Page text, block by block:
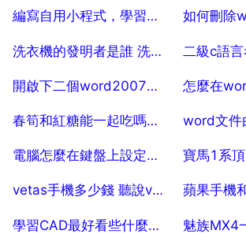
2025-07-29 2025-07-
編寫自用小程式，學習哪一種計算機語言較好
2025-07-29 2025-07-
洗衣機的發明者是誰 洗衣機誰發明的？
2025-07-29 2025-07-
開啟下二個word2007，會將前乙個覆蓋 10
2025-07-29 2025-07-
春筍和紅糖能一起吃嗎，竹筍跟紅糖一起吃會食物中毒嗎
2025-07-29 2025-07-
電腦怎麼在鍵盤上設定乙個按鍵來快速啟動？
2025-07-29 2025-07-
vetas手機多少錢 聽說vetas手機是輕奢品牌，一般要多少錢
2025-07-29 2025-07-
學習CAD最好看些什麼書籍